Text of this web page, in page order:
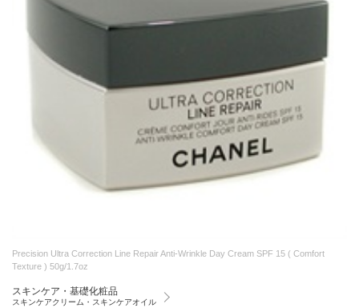
Precision Ultra Correction Line Repair Anti-Wrinkle Day Cream SPF 15 ( Comfort
Texture ) 50g/1.7oz
スキンケア・基礎化粧品
スキンケアクリーム・スキンケアオイル